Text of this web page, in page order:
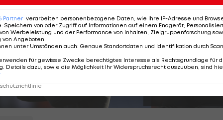
derzeit im Ausland
SLIDESHOW
STARTEN
Partner verarbeiten personenbezogene Daten, wie Ihre IP-Adresse und
: Speichern von oder Zugriff auf Informationen auf einem Endgerät;
Werbeleistung und der Performance von Inhalten, Zielgruppenforschung
von Angeboten
unter Umständen auch: Genaue Standortdaten und Identifikation durch
für gewisse Zwecke berechtigtes Interesse als Rechtsgrundlage für
Details dazu, sowie die Möglichkeit Ihr Widerspruchsrecht auszuüben, sind